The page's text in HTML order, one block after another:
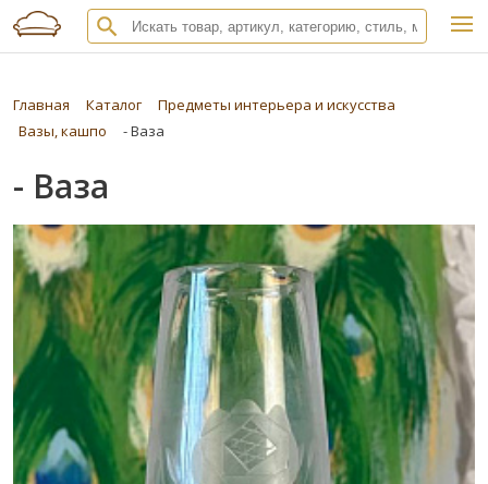
Главная Каталог
Предметы интерьера и искусства
Вазы, кашпо
- Ваза
- Ваза